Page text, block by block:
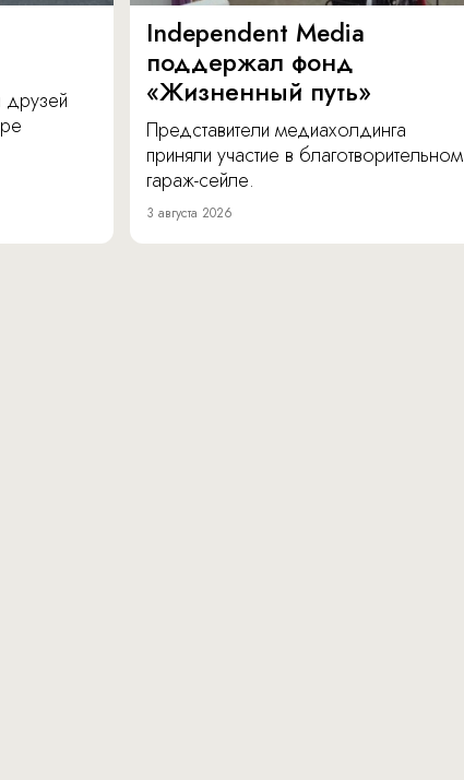
Independent Media
поддержал фонд
«Жизненный путь»
Представители медиахолдинга
приняли участие в благотворительном
гараж-сейле.
3 августа 2026